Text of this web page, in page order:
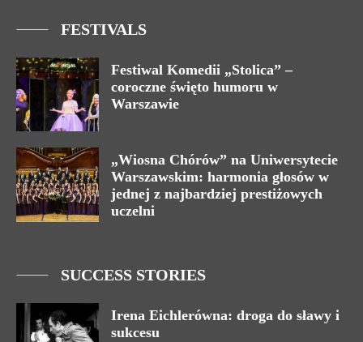
FESTIVALS
Festiwal Komedii „Stolica” –
coroczne święto humoru w
Warszawie
„Wiosna Chórów” na Uniwersytecie
Warszawskim: harmonia głosów w
jednej z najbardziej prestiżowych
uczelni
SUCCESS STORIES
Irena Eichlerówna: droga do sławy i
sukcesu